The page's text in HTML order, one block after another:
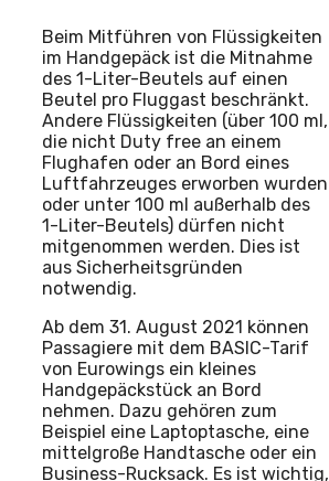
Beim Mitführen von Flüssigkeiten
im Handgepäck ist die Mitnahme
des 1-Liter-Beutels auf einen
Beutel pro Fluggast beschränkt.
Andere Flüssigkeiten (über 100 ml,
die nicht Duty free an einem
Flughafen oder an Bord eines
Luftfahrzeuges erworben wurden
oder unter 100 ml außerhalb des
1-Liter-Beutels) dürfen nicht
mitgenommen werden. Dies ist
aus Sicherheitsgründen
notwendig.
Ab dem 31. August 2021 können
Passagiere mit dem BASIC-Tarif
von Eurowings ein kleines
Handgepäckstück an Bord
nehmen. Dazu gehören zum
Beispiel eine Laptoptasche, eine
mittelgroße Handtasche oder ein
Business-Rucksack. Es ist wichtig,